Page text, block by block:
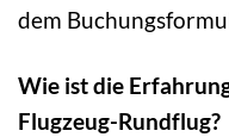
dem
Wie ist die
Flugzeug-Rundflug?